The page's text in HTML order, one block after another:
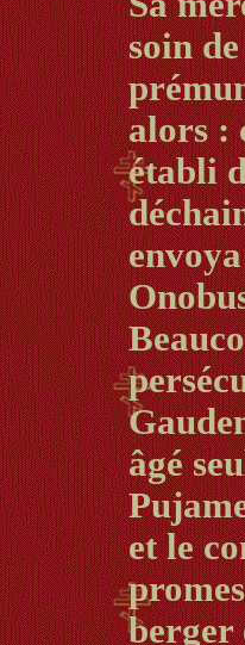
soin
alors :
établi
âgé
et le
berger